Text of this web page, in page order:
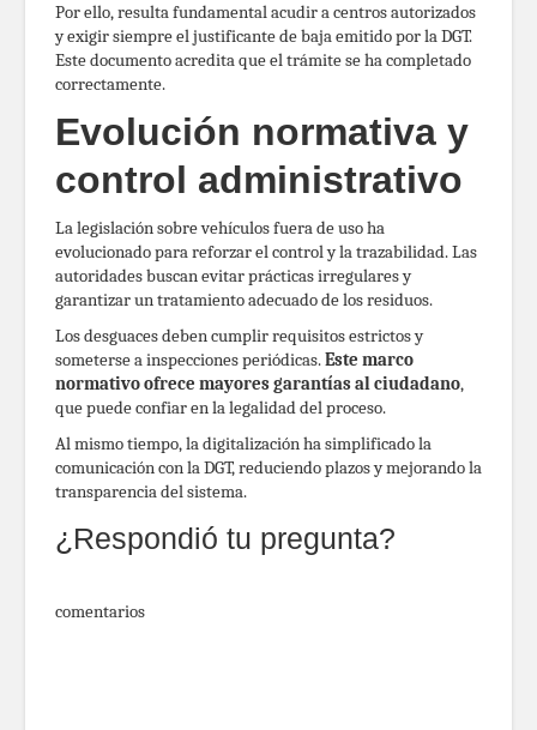
Por ello, resulta fundamental acudir a centros autorizados
y exigir siempre el justificante de baja emitido por la DGT.
Este documento acredita que el trámite se ha completado
correctamente.
Evolución normativa y
control administrativo
La legislación sobre vehículos fuera de uso ha
evolucionado para reforzar el control y la trazabilidad. Las
autoridades buscan evitar prácticas irregulares y
garantizar un tratamiento adecuado de los residuos.
Los desguaces deben cumplir requisitos estrictos y
someterse a inspecciones periódicas.Este marco
normativo ofrece mayores garantías al ciudadano,
que puede confiar en la legalidad del proceso.
Al mismo tiempo, la digitalización ha simplificado la
comunicación con la DGT, reduciendo plazos y mejorando la
transparencia del sistema.
¿Respondió tu pregunta?
comentarios